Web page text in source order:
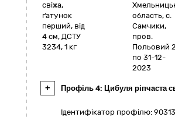
свіжа,
ґатунок
перший, від
4 см, ДСТУ
3234, 1 кг
область, с.
Самчики,
пров.
Польовий 2
по 31-12-
2023
+ Профіль 4: Цибуля ріпчаста
Ідентифікатор профілю: